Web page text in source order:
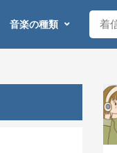
音楽の種類